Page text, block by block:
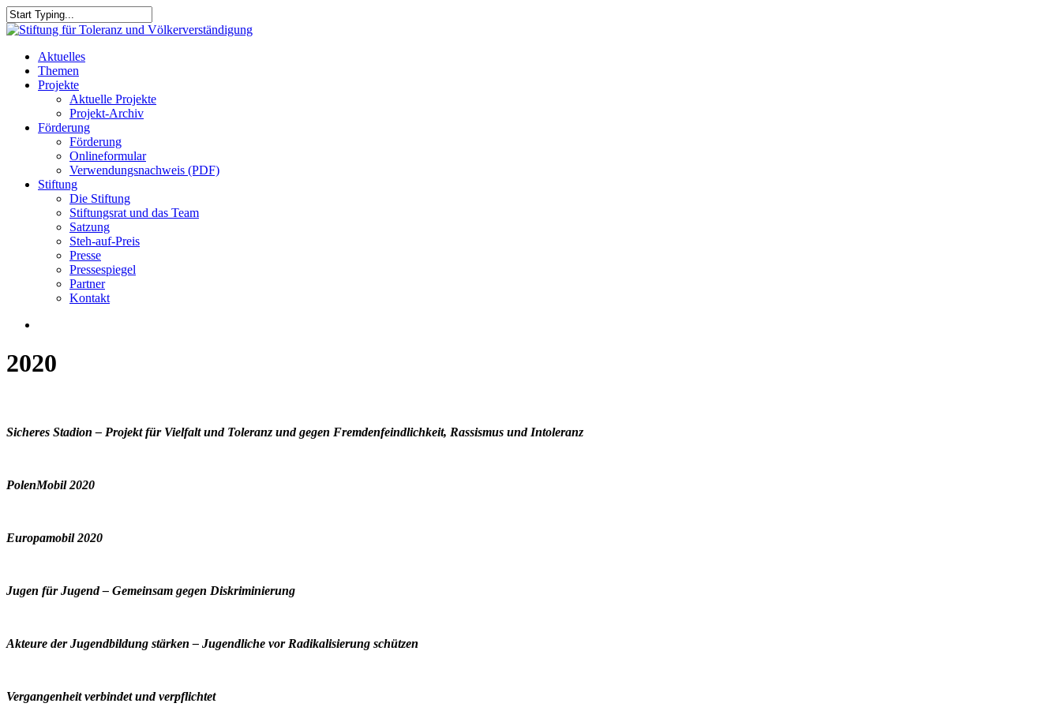
Skip
to
content
Close
search
Menu
Aktuelles
Themen
Projekte
Aktuelle Projekte
Projekt-Archiv
Förderung
Förderung
Onlineformular
Verwendungsnachweis (PDF)
Stiftung
Die Stiftung
Stiftungsrat und das Team
Satzung
Steh-auf-Preis
Presse
Pressespiegel
Partner
Kontakt
2020
Sicheres Stadion – Projekt für Vielfalt und Toleranz und gegen Fremdenfeindlichkeit, Rassismus und Intoleranz
PolenMobil 2020
Europamobil 2020
Jugen für Jugend – Gemeinsam gegen Diskriminierung
Akteure der Jugendbildung stärken – Jugendliche vor Radikalisierung schützen
Vergangenheit verbindet und verpflichtet